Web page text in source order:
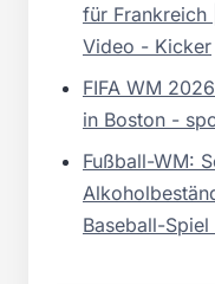
für Frankreich
Video - Kicker
FIFA WM
in Boston -
Fußball-WM:
Baseball-